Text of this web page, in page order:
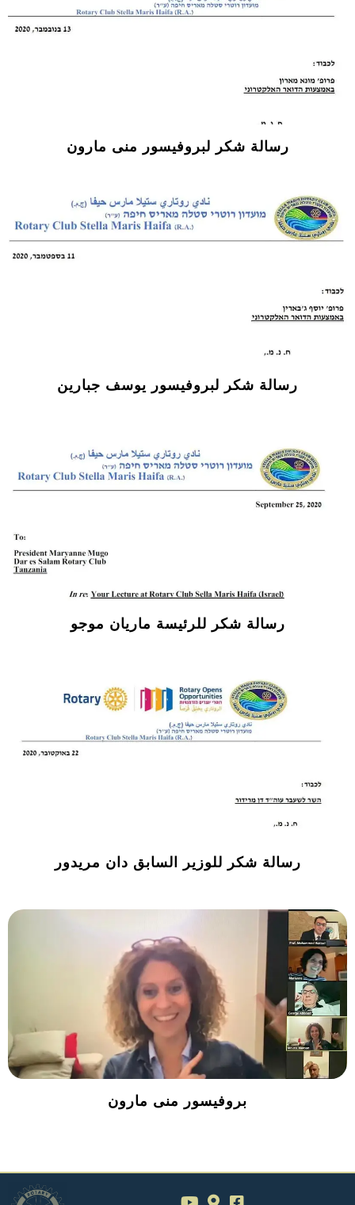
رسالة شكر لبروفيسور منى مارون
رسالة شكر لبروفيسور يوسف جبارين
رسالة شكر للرئيسة ماريان موجو
رسالة شكر للوزير السابق دان مريدور
بروفيسور منى مارون